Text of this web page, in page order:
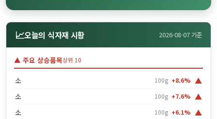
📈오늘의 식자재 시황 2026-08-07 기준
▲ 주요 상승품목상위 10
소 100g +8.6% ▲
소 100g +7.6% ▲
소 100g +6.1% ▲